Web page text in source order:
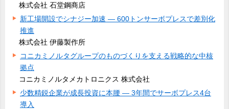
株式会社 石堂鋼商店
新工場開設でシナジー加速 ― 600トンサーボプレスで差別化
推進
株式会社 伊藤製作所
コニカミノルタグループのものづくりを支える戦略的な中核
拠点
コニカミノルタメカトロニクス 株式会社
少数精鋭企業が成長投資に本腰 ― 3年間でサーボプレス4台
導入